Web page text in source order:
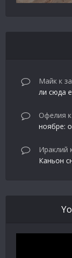
Майк к
ли сюда
Офелия
ноябре:
Ираклий
Каньон